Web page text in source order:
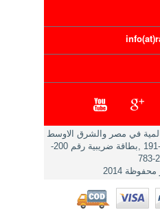
في مصر والشرق الاوسط
سجل تجاري رقم 5-00111-191 ,بطاقة ضريبية رقم 200-
2014